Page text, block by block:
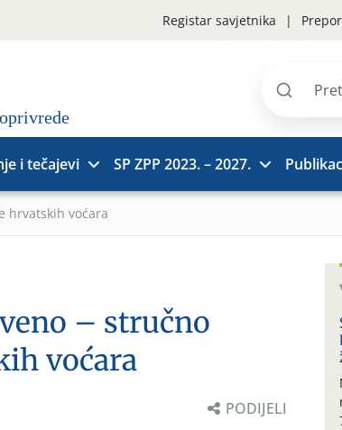
Registar savjetnika
Pretraži
i tečajevi SP ZPP 2023. – 2027.
hrvatskih voćara
– stručno
voćara
PODIJELI